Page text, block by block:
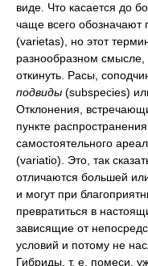
виде. Что касается до
чаще всего обозначают
(varietas), но этот
разнообразном
откинуть. Расы,
подвиды (subspecies)
Отклонения,
пункте
самостоятельного
(variatio). Это, так
отличаются большей
и могут при
превратиться в
зависящие от
условий и потому не
Гибриды, т. е. помеси,